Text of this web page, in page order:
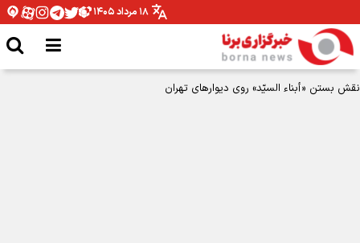
۱۸ مرداد ۱۴۰۵
نقش بستن «أبناء السیّد» روی دیوارهای تهران